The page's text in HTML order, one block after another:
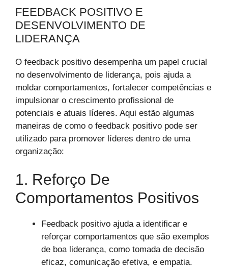
FEEDBACK POSITIVO E
DESENVOLVIMENTO DE
LIDERANÇA
O feedback positivo desempenha um papel crucial
no desenvolvimento de liderança, pois ajuda a
moldar comportamentos, fortalecer competências e
impulsionar o crescimento profissional de
potenciais e atuais líderes. Aqui estão algumas
maneiras de como o feedback positivo pode ser
utilizado para promover líderes dentro de uma
organização:
1. Reforço De
Comportamentos Positivos
Feedback positivo ajuda a identificar e
reforçar comportamentos que são exemplos
de boa liderança, como tomada de decisão
eficaz, comunicação efetiva, e empatia.